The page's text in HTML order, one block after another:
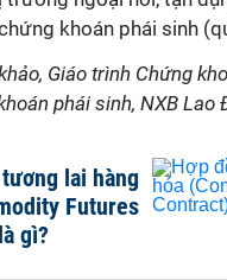
khoán phái sinh
Giáo trình Chứng
phái sinh, NXB Lao
lai hàng
Futures
gì?